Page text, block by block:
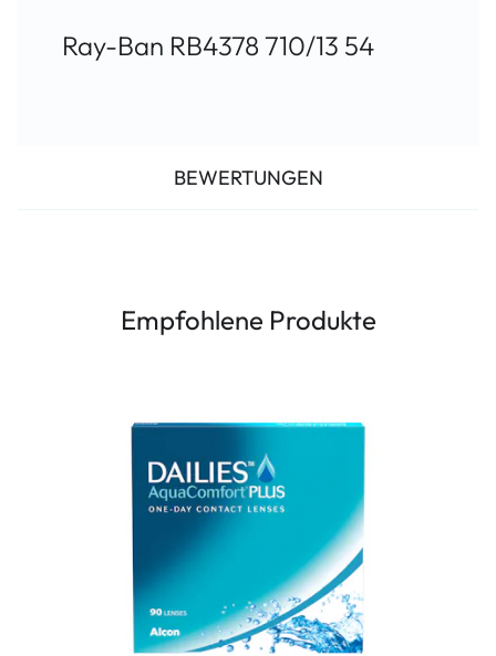
Ray-Ban RB4378 710/13 54
BEWERTUNGEN
Empfohlene Produkte